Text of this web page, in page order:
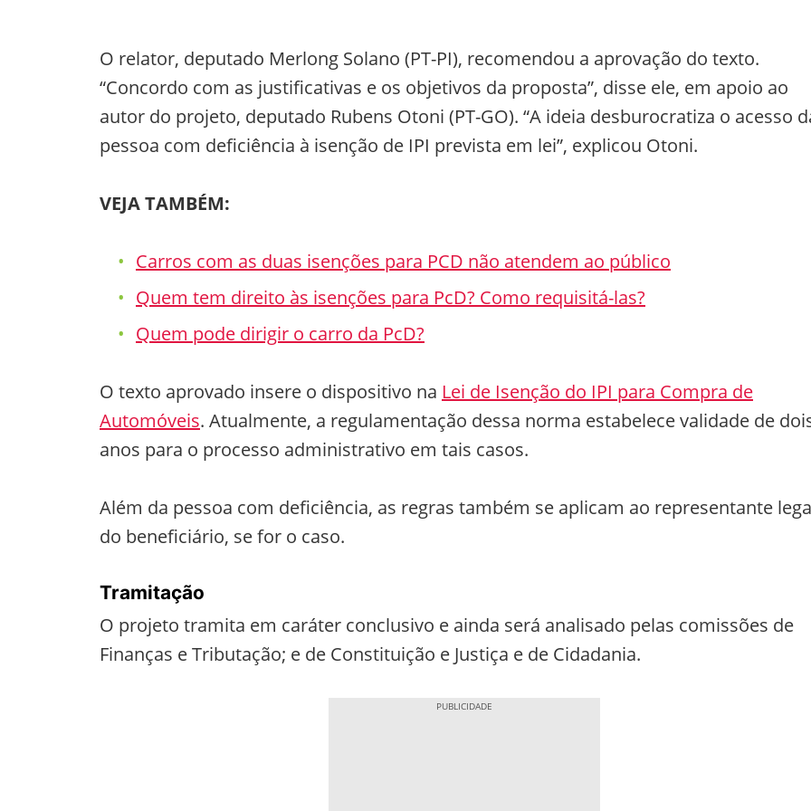
O relator, deputado Merlong Solano (PT-PI), recomendou a aprovação do texto.
“Concordo com as justificativas e os objetivos da proposta”, disse ele, em apoio ao
autor do projeto, deputado Rubens Otoni (PT-GO). “A ideia desburocratiza o acesso
pessoa com deficiência à isenção de IPI prevista em lei”, explicou Otoni.
VEJA TAMBÉM:
Carros com as duas isenções para PCD não atendem ao público
Quem tem direito às isenções para PcD? Como requisitá-las?
Quem pode dirigir o carro da PcD?
O texto aprovado insere o dispositivo na Lei de Isenção do IPI para Compra de
Automóveis. Atualmente, a regulamentação dessa norma estabelece validade de
anos para o processo administrativo em tais casos.
Além da pessoa com deficiência, as regras também se aplicam ao representante
do beneficiário, se for o caso.
Tramitação
O projeto tramita em caráter conclusivo e ainda será analisado pelas comissões de
Finanças e Tributação; e de Constituição e Justiça e de Cidadania.